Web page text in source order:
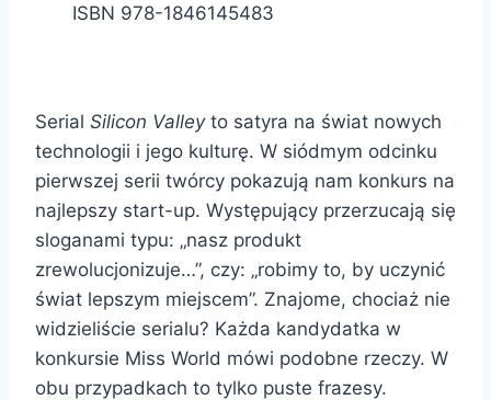
ISBN 978-1846145483
Serial Silicon Valleyto satyra na świat nowych
technologii i jego kulturę. W siódmym odcinku
pierwszej serii twórcy pokazują nam konkurs na
najlepszy start-up. Występujący przerzucają się
sloganami typu: „nasz produkt
zrewolucjonizuje…”, czy: „robimy to, by uczynić
świat lepszym miejscem”. Znajome, chociaż nie
widzieliście serialu? Każda kandydatka w
konkursie Miss World mówi podobne rzeczy. W
obu przypadkach to tylko puste frazesy.